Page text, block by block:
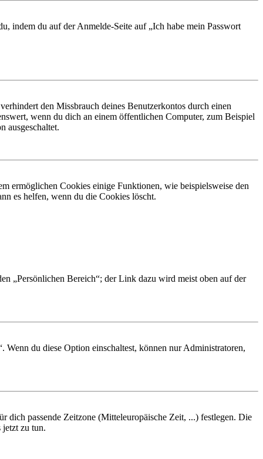
indem du auf der Anmelde-Seite auf „Ich habe mein Passwort
den Missbrauch deines Benutzerkontos durch einen
wenn du dich an einem öffentlichen Computer, zum Beispiel
ausgeschaltet.
ermöglichen Cookies einige Funktionen, wie beispielsweise den
es helfen, wenn du die Cookies löscht.
„Persönlichen Bereich“; der Link dazu wird meist oben auf der
du diese Option einschaltest, können nur Administratoren,
dich passende Zeitzone (Mitteleuropäische Zeit, ...) festlegen. Die
jetzt zu tun.